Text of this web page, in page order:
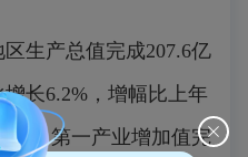
生产总值完成207.6亿
长6.2%，增幅比上年
中，第一产业增加值完